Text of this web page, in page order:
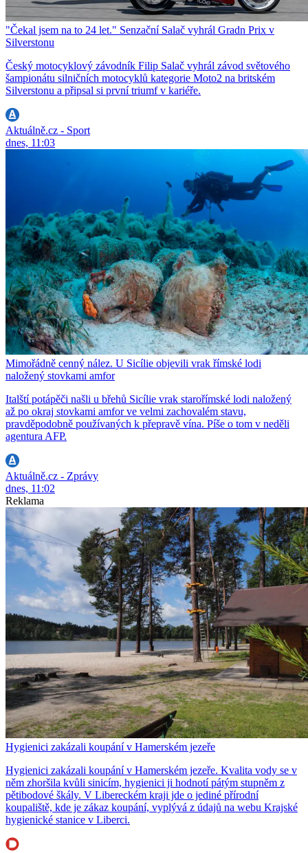
"Čekal jsem na to 24 let." Senzační Salač vyhrál Gradn Prix v
Silverstonu
Český motocyklový závodník Filip Salač vyhrál závod světového
šampionátu silničních motocyklů kategorie Moto2 na britském
Silverstonu a připsal si první triumf v kariéře.
Aktuálně.cz - Sport
dnes, 11:03
Mimořádně cenný nález. U Sicílie objevili vrak římské lodi
naložený stovkami amfor
Italští potápěči našli u břehů Sicílie vrak starořímské lodi naložený
až po okraj stovkami amfor ve velmi zachovalém stavu,
pravděpodobně používaných k přepravě vína. Píše o tom v neděli
agentura AFP.
Aktuálně.cz - Zprávy
dnes, 11:02
Reklama
Hygienici zakázali koupání v Hamerském jezeře
Hygienici zakázali koupání v Hamerském jezeře. Kvalita vody se v
něm zhoršila kvůli sinicím, hygienici ji hodnotí pátým stupněm z
pětibodové škály. V Libereckém kraji jde o jediné přírodní
koupaliště, kde je zákaz koupání, vyplývá z údajů na webu Krajské
hygienické stanice v Liberci.